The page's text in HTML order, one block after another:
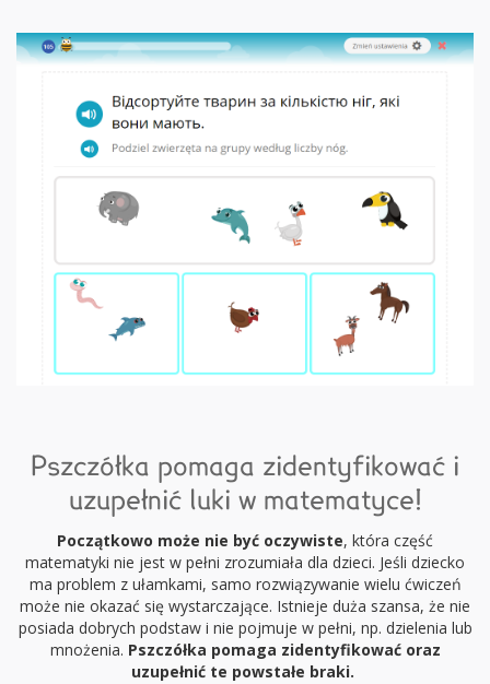
Pszczółka pomaga zidentyfikować i
uzupełnić luki w matematyce!
Początkowo może nie być oczywiste, która część
matematyki nie jest w pełni zrozumiała dla dzieci. Jeśli dziecko
ma problem z ułamkami, samo rozwiązywanie wielu ćwiczeń
może nie okazać się wystarczające. Istnieje duża szansa, że nie
posiada dobrych podstaw i nie pojmuje w pełni, np. dzielenia lub
mnożenia. Pszczółka pomaga zidentyfikować oraz
uzupełnić te powstałe braki.